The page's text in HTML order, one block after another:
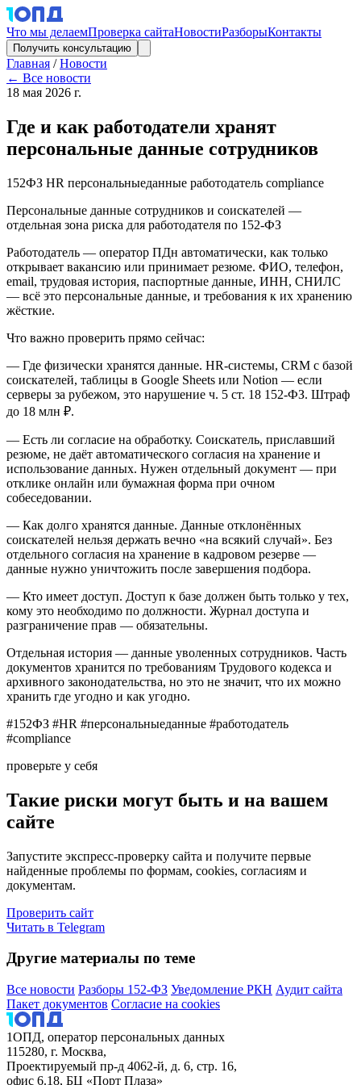
Что мы делаемПроверка сайтаНовостиРазборыКонтакты
Получить консультацию
Главная / Новости
← Все новости
18 мая 2026 г.
Где и как работодатели хранят
персональные данные сотрудников
152ФЗ HR персональныеданные работодатель compliance
Персональные данные сотрудников и соискателей —
отдельная зона риска для работодателя по 152-ФЗ
Работодатель — оператор ПДн автоматически, как только
открывает вакансию или принимает резюме. ФИО, телефон,
email, трудовая история, паспортные данные, ИНН, СНИЛС
— всё это персональные данные, и требования к их хранению
жёсткие.
Что важно проверить прямо сейчас:
— Где физически хранятся данные. HR-системы, CRM с базой
соискателей, таблицы в Google Sheets или Notion — если
серверы за рубежом, это нарушение ч. 5 ст. 18 152-ФЗ. Штраф
до 18 млн ₽.
— Есть ли согласие на обработку. Соискатель, приславший
резюме, не даёт автоматического согласия на хранение и
использование данных. Нужен отдельный документ — при
отклике онлайн или бумажная форма при очном
собеседовании.
— Как долго хранятся данные. Данные отклонённых
соискателей нельзя держать вечно «на всякий случай». Без
отдельного согласия на хранение в кадровом резерве —
данные нужно уничтожить после завершения подбора.
— Кто имеет доступ. Доступ к базе должен быть только у тех,
кому это необходимо по должности. Журнал доступа и
разграничение прав — обязательны.
Отдельная история — данные уволенных сотрудников. Часть
документов хранится по требованиям Трудового кодекса и
архивного законодательства, но это не значит, что их можно
хранить где угодно и как угодно.
#152ФЗ #HR #персональныеданные #работодатель
#compliance
проверьте у себя
Такие риски могут быть и на вашем
сайте
Запустите экспресс-проверку сайта и получите первые
найденные проблемы по формам, cookies, согласиям и
документам.
Проверить сайт
Читать в Telegram
Другие материалы по теме
Все новости Разборы 152-ФЗ Уведомление РКН Аудит сайта
Пакет документов Согласие на cookies
1ОПД, оператор персональных данных
115280, г. Москва,
Проектируемый пр-д 4062-й, д. 6, стр. 16,
офис 6.18, БЦ «Порт Плаза»